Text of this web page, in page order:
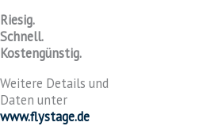
Riesig.
Schnell.
Kostengünstig.
Weitere Details und
Daten unter
www.flystage.de